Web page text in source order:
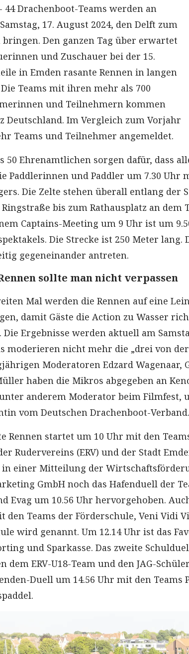
44 Drachenboot-Teams werden an
17. August 2024, den Delft zum
bringen. Den ganzen Tag über erwartet
und Zuschauer bei der 15.
in Emden rasante Rennen in langen
Teams mit ihren mehr als 700
und Teilnehmern kommen
Deutschland. Im Vergleich zum Vorjahr
Teams und Teilnehmer angemeldet.
50 Ehrenamtlichen sorgen dafür, dass
Paddlerinnen und Paddler um 7.30 Uhr
Die Zelte stehen überall entlang der
bis zum Rathausplatz an dem
Captains-Meeting um 9 Uhr ist um
Die Strecke ist 250 Meter lang.
gegeneinander antreten.
sollte man nicht verpassen
Mal werden die Rennen auf eine
damit Gäste die Action zu Wasser
Die Ergebnisse werden aktuell am
moderieren nicht mehr die „drei von der
Moderatoren Edzard Wagenaar,
haben die Mikros abgegeben an
anderem Moderator beim Filmfest,
vom Deutschen Drachenboot-Verband.
Rennen startet um 10 Uhr mit den
Rudervereins (ERV) und der Stadt
in einer Mitteilung der
GmbH noch das Hafenduell der
Evag um 10.56 Uhr hervorgehoben.
den Teams der Förderschule, Veni Vidi
wird genannt. Um 12.14 Uhr ist das
und Sparkasse. Das zweite
dem ERV-U18-Team und den JAG-
Duell um 14.56 Uhr mit den Teams